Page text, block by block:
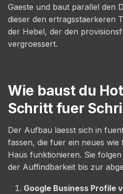
Gaeste und baut parallel den
dieser den ertragsstaerkeren
der Hebel, der den
vergroessert.
Wie baust du
Schritt fuer
Der Aufbau laesst sich in
fassen, die fuer ein neues wie
Haus funktionieren. Sie
der Auffindbarkeit bis zur
Google Business Profile